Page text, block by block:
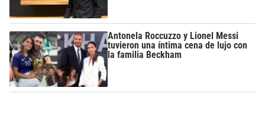
Antonela Roccuzzo y Lionel Messi
tuvieron una íntima cena de lujo con
la familia Beckham